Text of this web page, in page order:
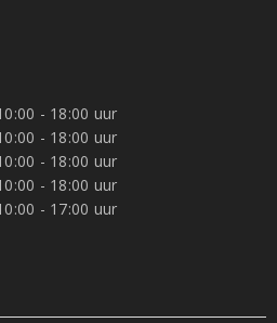
- 18:00 uur
- 18:00 uur
- 18:00 uur
- 18:00 uur
- 17:00 uur